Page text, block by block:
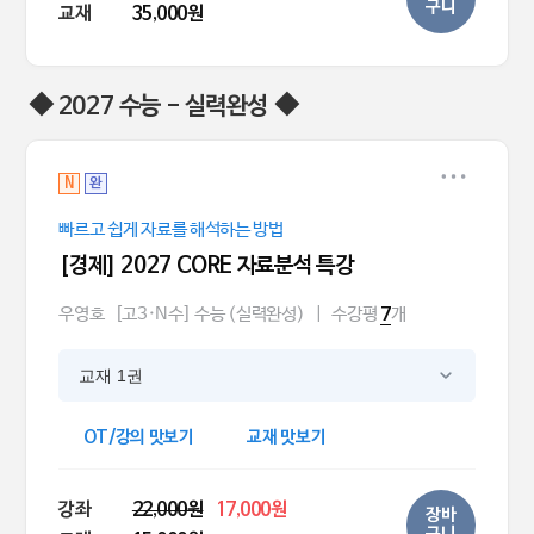
교재 35,000원 구니
◆ 2027 수능 - 실력완성 ◆
N 완
빠르고 쉽게 자료를 해석하는 방법
[경제] 2027 CORE 자료분석 특강
우영호 [고3·N수] 수능 (실력완성) 수강평 7개
교재 1권
OT/강의 맛보기 교재 맛보기
강좌 22,000원
17,000원
장바